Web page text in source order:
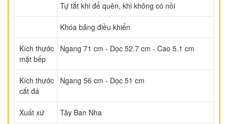
Tự tắt khi để quên, khi không có nồi
Khóa bảng điều khiển
Kích thước
mặt bếp
Ngang 71 cm - Dọc 52.7 cm - Cao 5.1 cm
Kích thước
cắt đá
Ngang 56 cm - Dọc 51 cm
Xuất xứ Tây Ban Nha